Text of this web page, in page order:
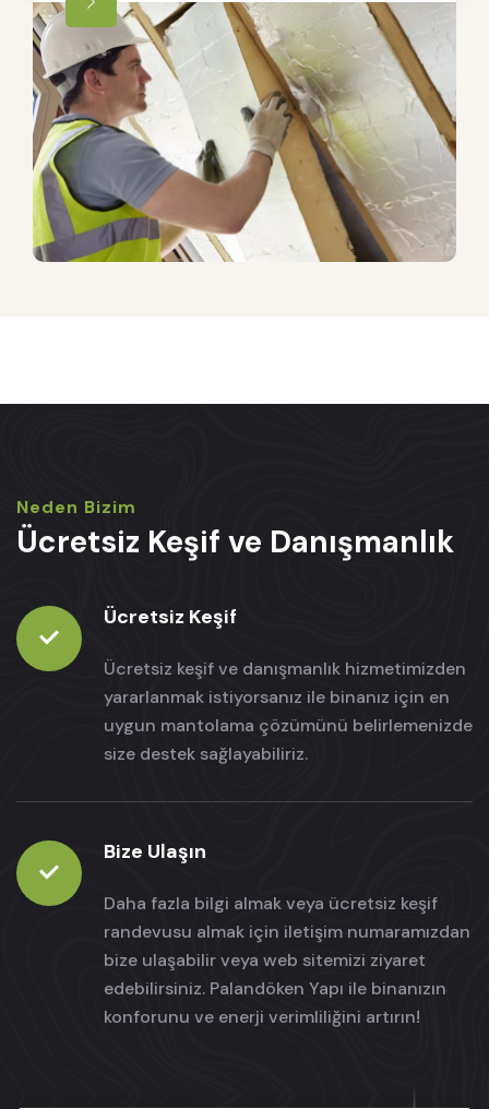
Neden Bizim
Ücretsiz Keşif ve Danışmanlık
Ücretsiz Keşif
Ücretsiz keşif ve danışmanlık hizmetimizden
yararlanmak istiyorsanız ile binanız için en
uygun mantolama çözümünü belirlemenizde
size destek sağlayabiliriz.
Bize Ulaşın
Daha fazla bilgi almak veya ücretsiz keşif
randevusu almak için iletişim numaramızdan
bize ulaşabilir veya web sitemizi ziyaret
edebilirsiniz. Palandöken Yapı ile binanızın
konforunu ve enerji verimliliğini artırın!